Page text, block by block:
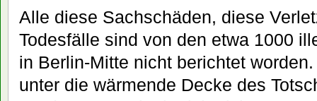
Alle diese Sachschäden, diese
Todesfälle sind von den etwa 1000
in Berlin-Mitte nicht berichtet
unter die wärmende Decke des